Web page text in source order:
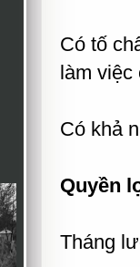
Có tố
làm việc
Có khả
Quyền
Tháng